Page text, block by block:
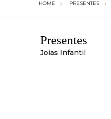
PRESENTES
Presentes
Joias Infantil